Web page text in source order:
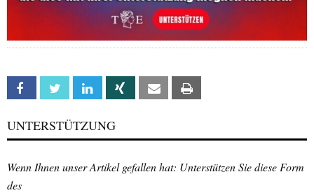
Facebook Twitter Linkedin Xing Email
UNTERSTÜTZUNG
Wenn Ihnen unser Artikel gefallen hat: Unterstützen Sie diese Form
des